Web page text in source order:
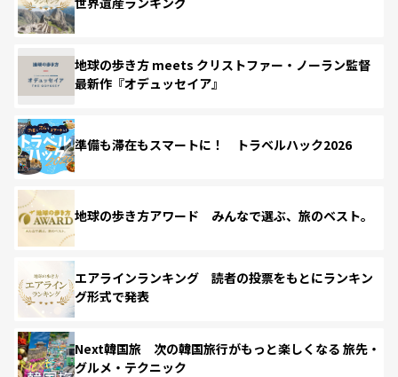
地球の歩き方 meets クリストファー・ノーラン監督
最新作『オデュッセイア』
準備も滞在もスマートに！ トラベルハック2026
地球の歩き方アワード みんなで選ぶ、旅のベスト。
エアラインランキング 読者の投票をもとにランキン
グ形式で発表
Next韓国旅 次の韓国旅行がもっと楽しくなる 旅先・
グルメ・テクニック